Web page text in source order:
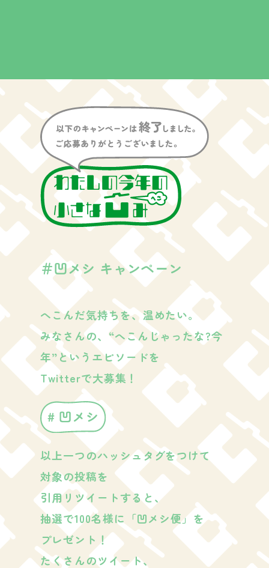
＃凹メシ キャンペーン
へこんだ気持ちを、温めたい。
みなさんの、“へこんじゃったな?今
年”というエピソードを
Twitterで大募集！
以上一つのハッシュタグをつけて
対象の投稿を
引用リツイートすると、
抽選で100名様に「凹メシ便」を
プレゼント！
たくさんのツイート、